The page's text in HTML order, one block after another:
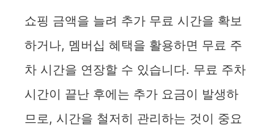
쇼핑 금액을 늘려 추가 무료 시간을 확보
하거나, 멤버십 혜택을 활용하면 무료 주
차 시간을 연장할 수 있습니다. 무료 주차
시간이 끝난 후에는 추가 요금이 발생하
므로, 시간을 철저히 관리하는 것이 중요